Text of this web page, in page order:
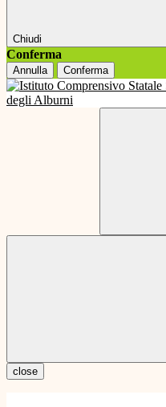
Chiudi
Conferma
Annulla Conferma
close